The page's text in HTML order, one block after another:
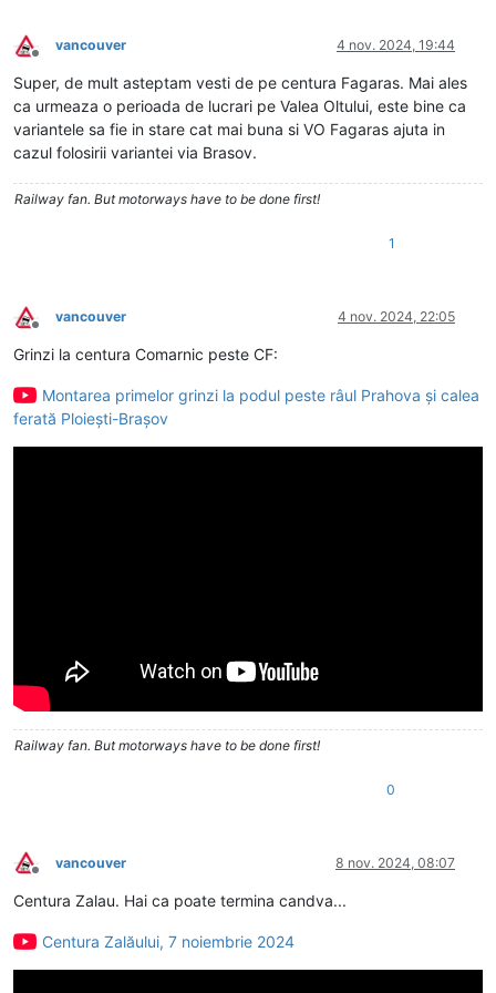
Deconectat
vancouver 4 nov. 2024, 19:44
Super, de mult asteptam vesti de pe centura Fagaras. Mai ales
ca urmeaza o perioada de lucrari pe Valea Oltului, este bine ca
variantele sa fie in stare cat mai buna si VO Fagaras ajuta in
cazul folosirii variantei via Brasov.
Railway fan. But motorways have to be done first!
1
Deconectat
vancouver 4 nov. 2024, 22:05
Grinzi la centura Comarnic peste CF:
Montarea primelor grinzi la podul peste râul Prahova și calea
ferată Ploiești-Brașov
Railway fan. But motorways have to be done first!
0
Deconectat
vancouver 8 nov. 2024, 08:07
Centura Zalau. Hai ca poate termina candva...
Centura Zalăului, 7 noiembrie 2024